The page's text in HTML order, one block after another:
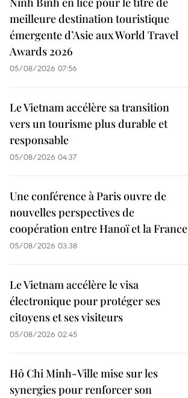
meilleure destination touristique
émergente d’Asie aux World Travel
Awards 2026
05/08/2026 07:56
Le Vietnam accélère sa transition
vers un tourisme plus durable et
responsable
05/08/2026 04:37
Une conférence à Paris ouvre de
nouvelles perspectives de
coopération entre Hanoï et la France
05/08/2026 03:38
Le Vietnam accélère le visa
électronique pour protéger ses
citoyens et ses visiteurs
05/08/2026 02:45
Hô Chi Minh-Ville mise sur les
synergies pour renforcer son